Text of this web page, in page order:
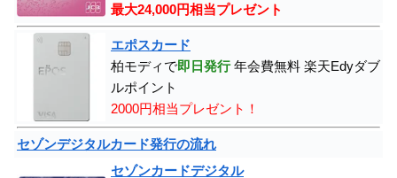
最大24,000円相当プレゼント
エポスカード
柏モディで即日発行年会費無料 楽天Edyダブ
ルポイント
2000円相当プレゼント！
セゾンデジタルカード発行の流れ
セゾンカードデジタル